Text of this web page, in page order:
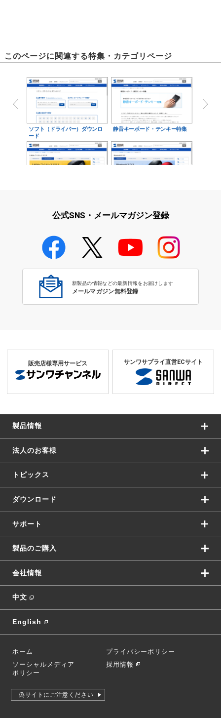
このページに関連する特集・カテゴリページ
ソフト（ドライバー）ダウンロ
ード
静音キーボード・テンキー特集
有線キーボード
公式SNS・メールマガジン登録
新製品の情報などの最新情報をお届けします
メールマガジン無料登録
販売店様専用サービス サンワサプライ直営ECサイト
製品情報
法人のお客様
トピックス
ダウンロード
サポート
製品のご購入
会社情報
中文
English
ホーム
プライバシーポリシー
ソーシャルメディア
ポリシー
採用情報
偽サイトにご注意ください